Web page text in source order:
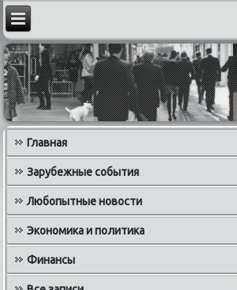
Главная
Зарубежные события
Любопытные новости
Экономика и политика
Финансы